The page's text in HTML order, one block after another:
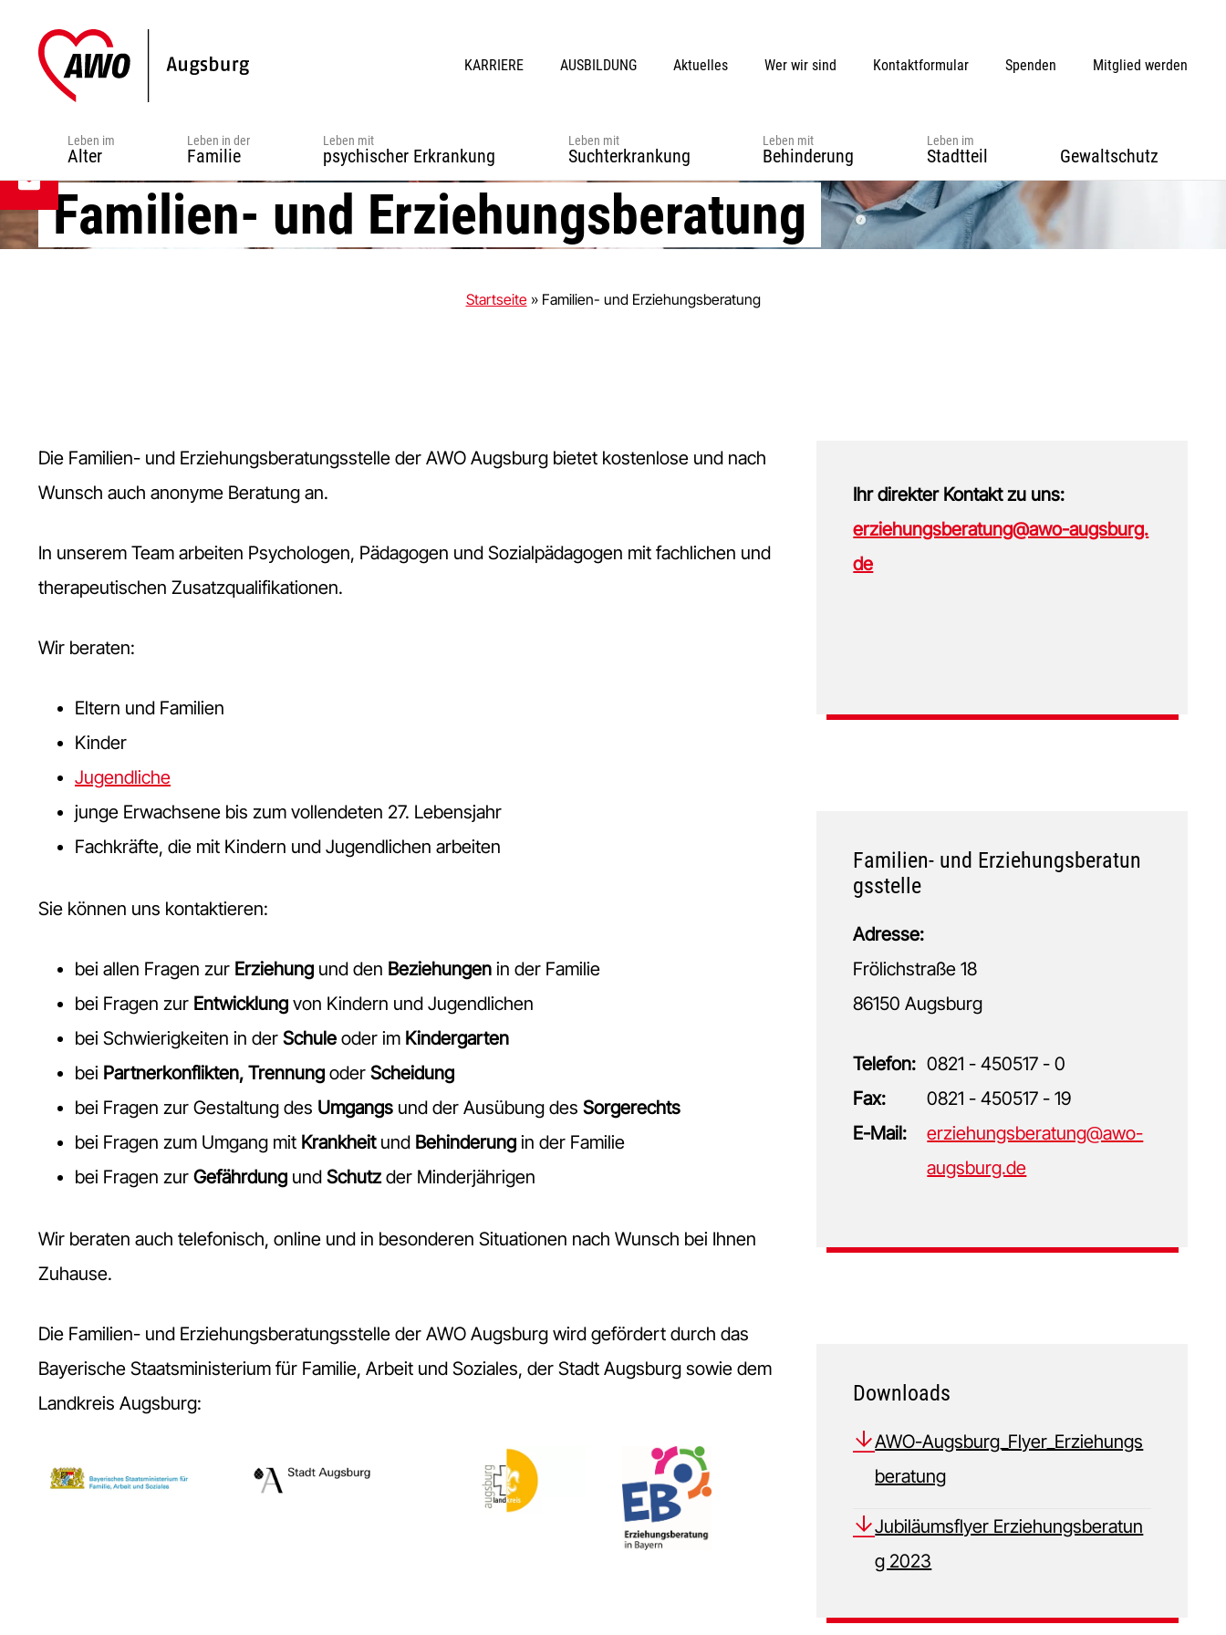
Hauptnavigation
springen
Inhalt
springen
Fußzeile
springen
KARRIERE AUSBILDUNG Aktuelles Wer wir sind Kontaktformular Spenden Mitglied werden
Leben im
Alter
Leben in der
Familie
Leben mit
psychischer Erkrankung
Leben mit
Suchterkrankung
Leben mit
Behinderung
Leben im
Stadtteil Gewaltschutz
Familien- und Erziehungsberatung
Startseite» Familien- und Erziehungsberatung
Die Familien- und Erziehungsberatungsstelle der AWO Augsburg bietet kostenlose und nach
Wunsch auch anonyme Beratung an.
In unserem Team arbeiten Psychologen, Pädagogen und Sozialpädagogen mit fachlichen und
therapeutischen Zusatzqualifikationen.
Wir beraten:
Eltern und Familien
Kinder
Jugendliche
junge Erwachsene bis zum vollendeten 27. Lebensjahr
Fachkräfte, die mit Kindern und Jugendlichen arbeiten
Sie können uns kontaktieren:
bei allen Fragen zur Erziehung und den Beziehungen in der Familie
bei Fragen zur Entwicklung von Kindern und Jugendlichen
bei Schwierigkeiten in der Schule oder im Kindergarten
bei Partnerkonflikten, Trennung oder Scheidung
bei Fragen zur Gestaltung des Umgangs und der Ausübung des Sorgerechts
bei Fragen zum Umgang mit Krankheitund Behinderung in der Familie
bei Fragen zur Gefährdung und Schutzder Minderjährigen
Wir beraten auch telefonisch, online und in besonderen Situationen nach Wunsch bei Ihnen
Zuhause.
Die Familien- und Erziehungsberatungsstelle der AWO Augsburg wird gefördert durch das
Bayerische Staatsministerium für Familie, Arbeit und Soziales, der Stadt Augsburg sowie dem
Landkreis Augsburg:
Ihr direkter Kontakt zu uns:
erziehungsberatung@awo-augsburg.
de
Familien- und Erziehungsberatun
gsstelle
Adresse:
Frölichstraße 18
86150 Augsburg
Telefon: 0821 - 450517 - 0
Fax:
0821 - 450517 - 19
E-Mail:
erziehungsberatung@awo-
augsburg.de
Downloads
AWO-Augsburg_Flyer_Erziehungs
beratung
Jubiläumsflyer Erziehungsberatun
g 2023